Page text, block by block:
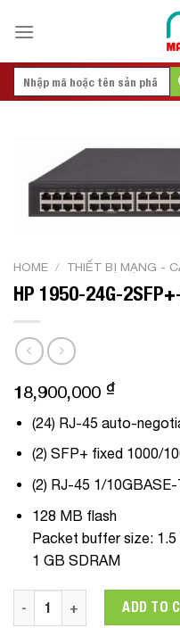
Search
HOME / THIẾT BỊ MẠNG -
HP 1950-24G-
18,900,000 ₫
(24) RJ-45 auto-
(2) SFP+ fixed 1000/
(2) RJ-45 1/
128 MB flash
Packet buffer size: 1.5
1 GB SDRAM
HP 1950-24G-2SFP+-
ADD TO